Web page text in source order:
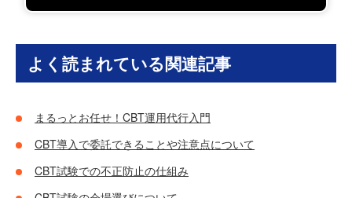
よく読まれている関連記事
まるっとお任せ！CBT運用代行入門
CBT導入で委託できることや注意点について
CBT試験での不正防止の仕組み